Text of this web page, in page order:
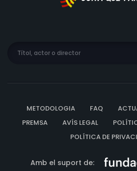
METODOLOGIA FAQ
PREMSA
AVÍS LEGAL
POLÍTICA DE
Amb el suport de: